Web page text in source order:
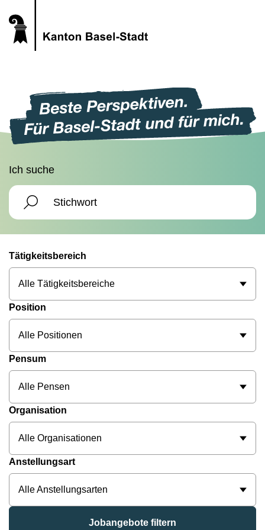
Ich suche
Tätigkeitsbereich
Alle Tätigkeitsbereiche
Position
Alle Positionen
Pensum
Alle Pensen
Organisation
Alle Organisationen
Anstellungsart
Alle Anstellungsarten
Jobangebote filtern